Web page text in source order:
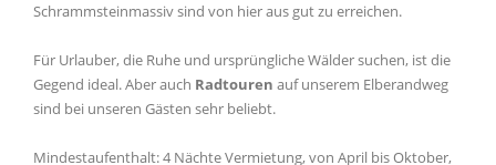
Schrammsteinmassiv sind von hier aus gut zu erreichen.
Für Urlauber, die Ruhe und ursprüngliche Wälder suchen, ist die
Gegend ideal. Aber auch Radtouren auf unserem Elberandweg
sind bei unseren Gästen sehr beliebt.
Mindestaufenthalt: 4 Nächte Vermietung, von April bis Oktober,